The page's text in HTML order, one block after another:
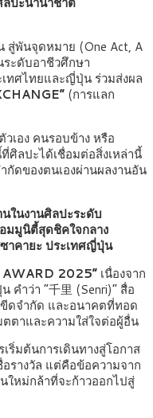
สู่พันจุดหมาย (One Act, A
ระดับอาชีวศึกษา
ทศไทยและญี่ปุ่น ร่วมส่งผล
(การแลก
เอง คนรอบข้าง หรือ
ศิลปะได้เชื่อมต่อสิ่งเหล่านี้
ดของตนเองผ่านผลงานอัน
นในงานศิลปะระดับ
มมูนิตี้สุดชิคใจกลาง
าคายะประเทศญี่ปุ่น
AWARD 2025” เนื่องจาก
คำว่า “千里 (Senri)” สื่อ
ดจำกัด และอนาคตที่ทอด
ตตาและความใส่ใจต่อผู้อื่น
ริ่มต้นการเดินทางสู่โอกาส
รางวัล แต่คือข้อความจาก
ใหม่กล้าที่จะก้าวออกไปสู่